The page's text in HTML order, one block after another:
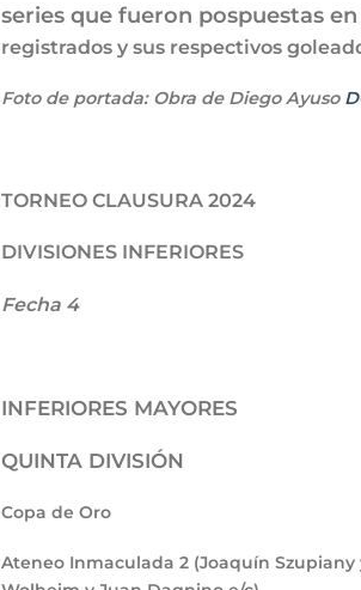
series que fueron pospuestas
registrados y sus respectivos
Foto de portada: Obra de Diego Ayuso
TORNEO CLAUSURA 2024
DIVISIONES INFERIORES
Fecha 4
INFERIORES MAYORES
QUINTA DIVISIÓN
Copa de Oro
Ateneo Inmaculada 2 (Joaquín Szupiany